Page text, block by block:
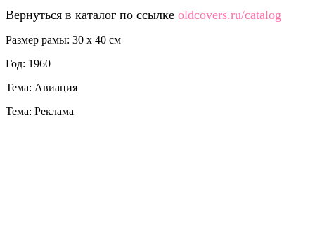
Вернуться в каталог по ссылке oldcovers.ru/catalog
Размер рамы: 30 x 40 см
Год: 1960
Тема: Авиация
Тема: Реклама